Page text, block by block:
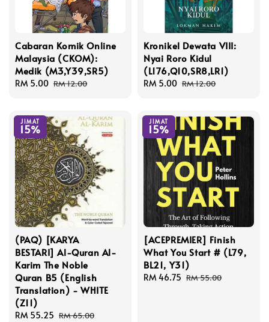
Cabaran Komik Online
Malaysia (CKOM):
Medik (M3,Y39,SR5)
Sale
RM 5.00 Regular
RM 12.00
Kronikel Dewata VIII:
Nyai Roro Kidul
(L176,Q10,SR8,LR1)
Sale
RM 5.00 Regular
RM 12.00
JIMAT
15%
(PAQ) [KARYA
BESTARI] Al-Quran Al-
Karim The Noble
Quran B5 (English
Translation) - WHITE
(Z11)
Sale
RM 55.25 Regular
RM 65.00
JIMAT
15%
[ACEPREMIER] Finish
What You Start # (L79,
BL21, Y31)
Sale
RM 46.75 Regular
RM 55.00